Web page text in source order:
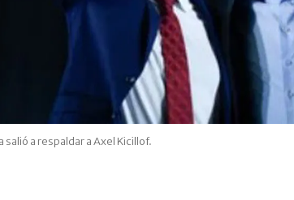
salió a respaldar a Axel Kicillof.